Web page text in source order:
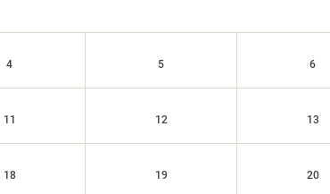
4 5 6
11 12 13
18 19 20